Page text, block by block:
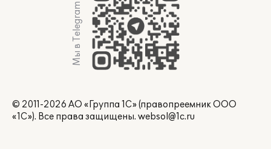
Мы в Telegram
© 2011-2026 АО «Группа 1С» (правопреемник ООО
«1С»). Все права защищены. websol@1c.ru